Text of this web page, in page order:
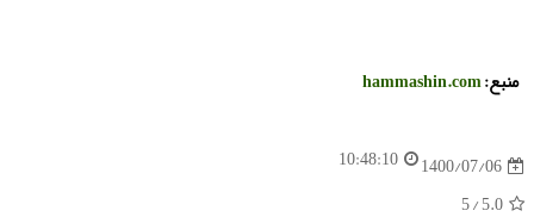
منبع:hammashin.com
1400/07/06
10:48:10
5.0
/ 5